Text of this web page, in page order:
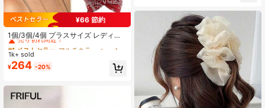
¥66 節約
1個/3個/4個 プラスサイズ レディー
ス ボヘミアン調 プリントパターン
スポーツヘアバンド、伸縮性 クロス
プリント ヘアバンド アウトドアアク
ティビティ レディースヘッドスカー
休み
#1 ベストセラー
売り切れ間近！
#1 ベストセラー
売り切れ間近！
#1 ベストセラー
売り切れ間近！
#1 ベストセラー
1k+ sold
¥264 -20%